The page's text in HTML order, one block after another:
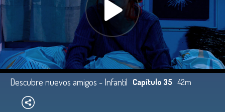
Descubre nuevos amigos - Infantil Capítulo 35 42m